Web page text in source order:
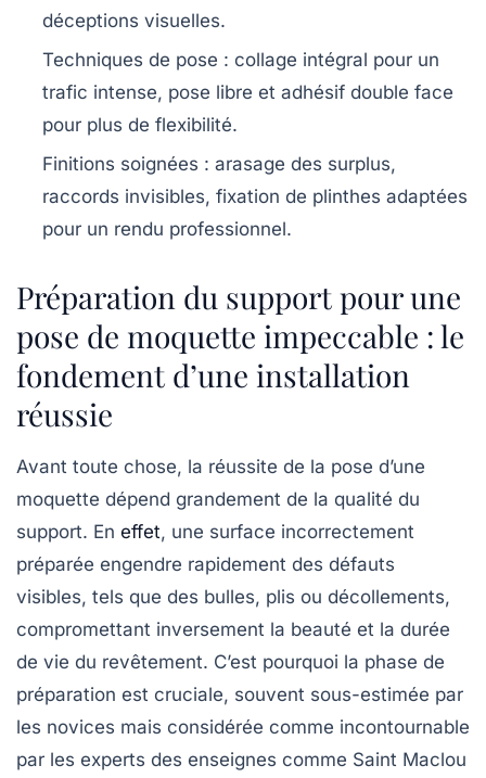
déceptions visuelles.
Techniques de pose : collage intégral pour un
trafic intense, pose libre et adhésif double face
pour plus de flexibilité.
Finitions soignées : arasage des surplus,
raccords invisibles, fixation de plinthes adaptées
pour un rendu professionnel.
Préparation du support pour une
pose de moquette impeccable : le
fondement d’une installation
réussie
Avant toute chose, la réussite de la pose d’une
moquette dépend grandement de la qualité du
support. En effet, une surface incorrectement
préparée engendre rapidement des défauts
visibles, tels que des bulles, plis ou décollements,
compromettant inversement la beauté et la durée
de vie du revêtement. C’est pourquoi la phase de
préparation est cruciale, souvent sous-estimée par
les novices mais considérée comme incontournable
par les experts des enseignes comme Saint Maclou